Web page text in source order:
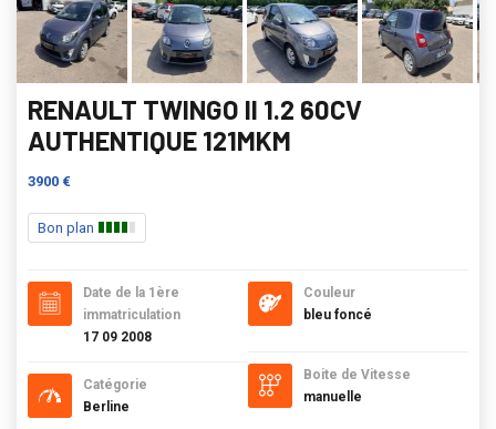
RENAULT TWINGO II 1.2 60CV
AUTHENTIQUE 121MKM
3900 €
Bon plan
Date de la 1ère
immatriculation
17 09 2008
Catégorie
Berline
Couleur
bleu foncé
Boite de Vitesse
manuelle